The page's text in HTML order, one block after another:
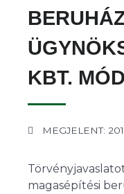
KBT.
MEGJELENT:
magasépítési